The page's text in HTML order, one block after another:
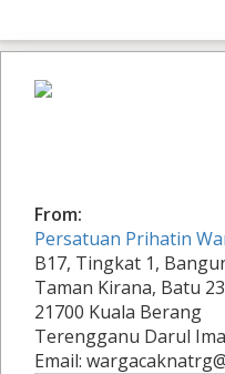
From:
Persatuan Prihatin
B17, Tingkat 1,
Taman Kirana, Batu 23
21700 Kuala Berang
Terengganu Darul
Email: